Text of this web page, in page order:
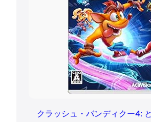
クラッシュ・バンディクー4: